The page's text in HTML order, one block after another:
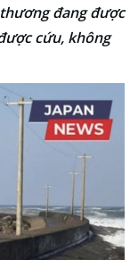
đang được
cứu, không